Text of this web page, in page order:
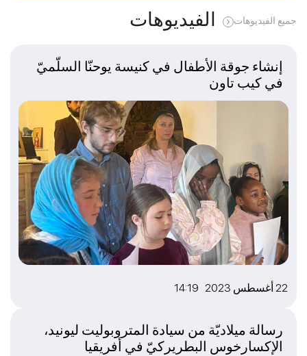
الفيديوهات جميع الفيديوهات
22 أغسطس 2023 14:19
إنشاء جوقة الأطفال في كنيسة يوحنّا السلّميّ
في كيب تاون
رسالة ميلاديّة من سيادة المتروبوليت ليونيد،
الإكسارخوس البطريركيّ في أفريقيا